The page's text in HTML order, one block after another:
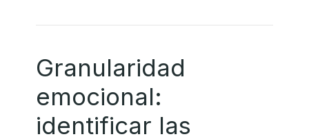
Granularidad
emocional:
identificar las